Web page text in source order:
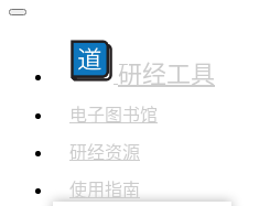
研经工具
电子图书馆
研经资源
使用指南